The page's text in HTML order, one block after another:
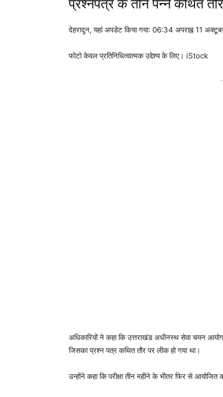
प्रश्नपत्र के तीन पन्ने कथित
देहरादून, यहां अपडेट किया गया: 06:34 अपराह्न 11
फोटो केवल प्रतिनिधित्वात्मक उद्देश्य के लिए। iStock
अधिकारियों ने कहा कि उत्तराखंड अधीनस्थ सेवा चयन
जिसका प्रश्न पत्र कथित तौर पर लीक हो गया था।
उन्होंने कहा कि परीक्षा तीन महीने के भीतर फिर से आयोजित